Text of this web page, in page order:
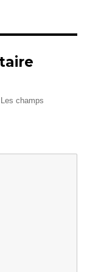
Les champs